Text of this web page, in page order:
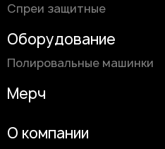
Спреи защитные
Оборудование
Полировальные машинки
Мерч
О компании